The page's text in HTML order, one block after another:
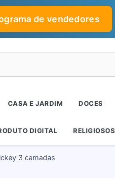
de vendedores
CASA E JARDIM DOCES
DIGITAL RELIGIOSOS
3 camadas